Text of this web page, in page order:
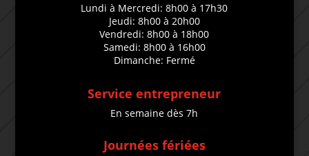
Lundi à Mercredi: 8h00 à 17h30
Jeudi: 8h00 à 20h00
Vendredi: 8h00 à 18h00
Samedi: 8h00 à 16h00
Dimanche: Fermé
Service entrepreneur
En semaine dès 7h
Journées fériées